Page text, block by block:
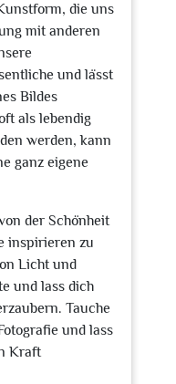
die uns
mit anderen
und lässt
Bildes
als lebendig
werden, kann
ganz eigene
der Schönheit
inspirieren zu
Licht und
und lass dich
Tauche
und lass
Kraft